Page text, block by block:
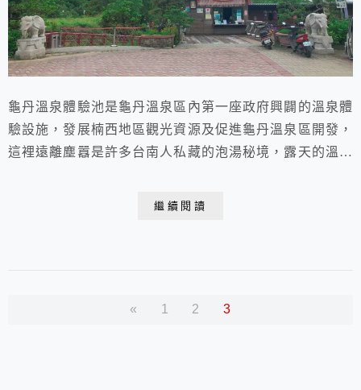
龜丹溫泉體驗池是龜丹溫泉區內第一座政府興闢的溫泉體
驗設施，發展楠西地區觀光資源及促進龜丹溫泉區開發，
這裡遠離塵囂是許多台南人私藏的泡湯秘境，露天的溫泉
繼續閱讀
« 1 2 3